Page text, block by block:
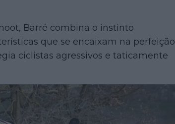
Barré combina o instinto
que se encaixam na perfeição
ciclistas agressivos e taticamente